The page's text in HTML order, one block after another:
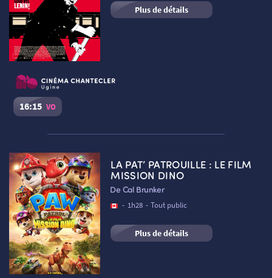
RETOUR
RETOUR
Plus de détails
16:15 VO
Séance du06/08/2026à 16:15 VO
Cinéma Le Chantecler – Ugine :Salle n°2
Réserver une place
LA PAT’ PATROUILLE : LE FILM
MISSION DINO
De Cal Brunker
- 1h28 - Tout public
Plus de détails